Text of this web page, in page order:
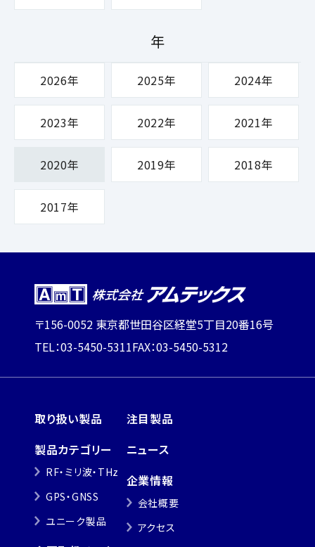
年
2026年 2025年 2024年
2023年 2022年 2021年
2020年 2019年 2018年
2017年
〒156-0052 東京都世田谷区経堂5丁目20番16号
TEL：03-5450-5311FAX：03-5450-5312
取り扱い製品
製品カテゴリー
RF・ミリ波・THz
GPS・GNSS
ユニーク製品
注目製品
ニュース
企業情報
会社概要
アクセス